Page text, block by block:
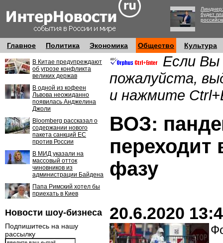
будет
Главное Политика Экономика Общество Культура
В Китае предупреждают
об угрозе конфликта
великих держав
В одной из кофеен
Львова неожиданно
появилась Анджелина
Джоли
Bloomberg рассказал о
содержании нового
пакета санкций ЕС
против России
В МИД указали на
массовый отток
чиновников из
администрации Байдена
Папа Римский хотел бы
приехать в Киев
Новости шоу-бизнеса
Подпишитесь на нашу
рассылку
Если Вы
пожалуйста,
и нажмите
ВОЗ:
переходит
фазу
20.6.2020